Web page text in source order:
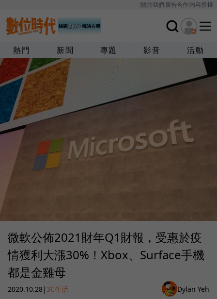
關於我們廣告合作內容授權
熱門 新聞 專題 影音 活動
微軟公佈2021財年Q1財報，受惠於疫
情獲利大漲30%！Xbox、Surface手機
都是金雞母
2020.10.28| 3C生活 Dylan Yeh